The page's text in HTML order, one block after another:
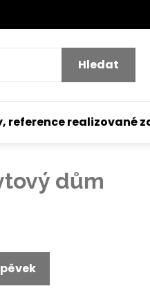
Hledat
reference realizované
dům